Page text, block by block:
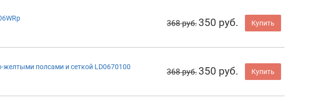
368 руб. 350 руб. Купить
полсами и сеткой LD0670100
368 руб. 350 руб. Купить